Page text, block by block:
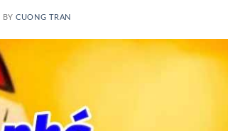
BYCUONG TRAN